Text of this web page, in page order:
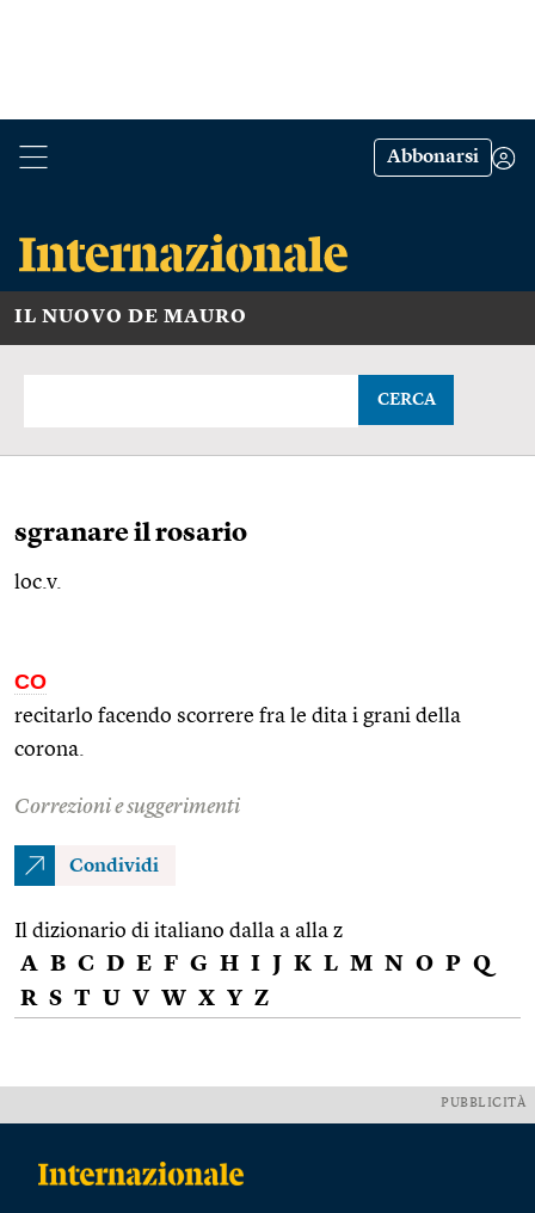
Abbonarsi
IL NUOVO DE MAURO
CERCA
sgranare il rosario
loc.v.
CO
recitarlo facendo scorrere fra le dita i grani della
corona.
Correzioni e suggerimenti
Condividi
Il dizionario di italiano dalla a alla z
A B C D E F G H I J K L M N O P Q
R S T U V W X Y Z
PUBBLICITÀ